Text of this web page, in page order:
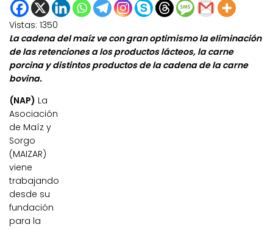
Vistas: 1350
La cadena del maíz ve con gran optimismo la eliminación
de las retenciones a los productos lácteos, la carne
porcina y distintos productos de la cadena de la carne
bovina.
(NAP) La
Asociación
de Maíz y
Sorgo
(MAIZAR)
viene
trabajando
desde su
fundación
para la